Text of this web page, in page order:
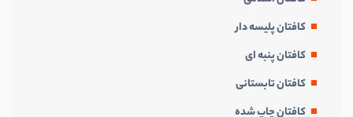
کافتان پلیسه دار
کافتان پنبه ای
کافتان تابستانی
کافتان چاپ شده